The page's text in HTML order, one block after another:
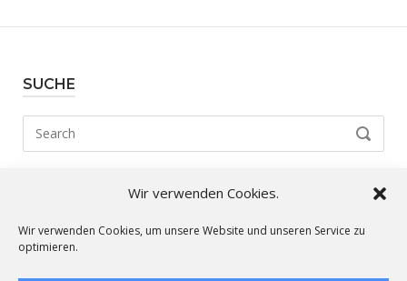
Wir verwenden Cookies.
Wir verwenden Cookies, um unsere Website und unseren Service zu
optimieren.
SUCHE
SEARCH
Unsere Strecken: